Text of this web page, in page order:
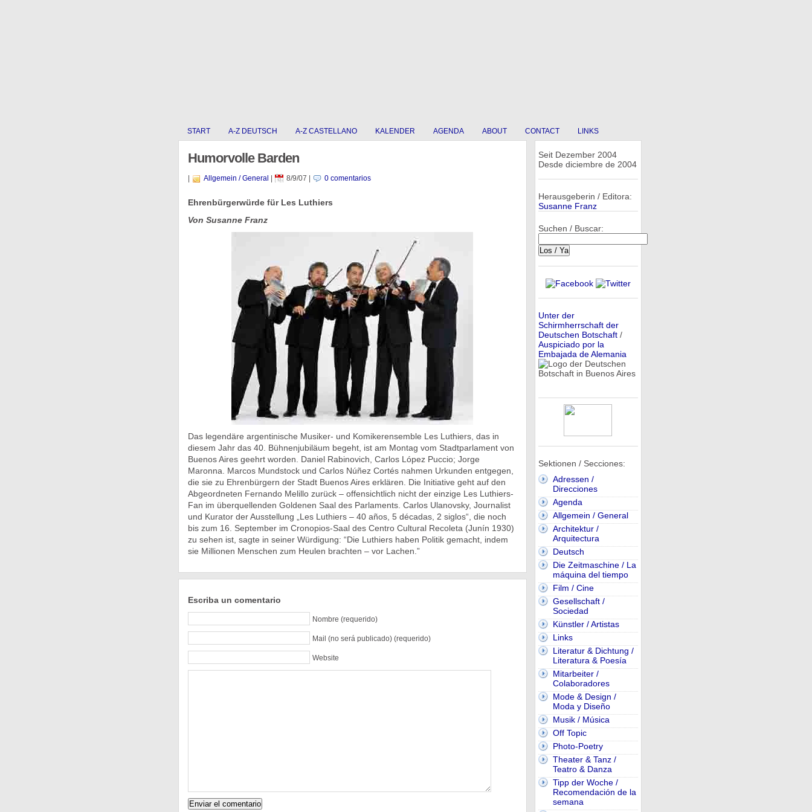
START A-Z DEUTSCH A-Z CASTELLANO KALENDER AGENDA ABOUT CONTACT LINKS
Humorvolle Barden
Allgemein / General 8/9/07 0 comentarios
Ehrenbürgerwürde für Les Luthiers
Von Susanne Franz
Das legendäre argentinische Musiker- und Komikerensemble Les Luthiers, das in
diesem Jahr das 40. Bühnenjubiläum begeht, ist am Montag vom Stadtparlament von
Buenos Aires geehrt worden. Daniel Rabinovich, Carlos López Puccio; Jorge
Maronna. Marcos Mundstock und Carlos Núñez Cortés nahmen Urkunden entgegen,
die sie zu Ehrenbürgern der Stadt Buenos Aires erklären. Die Initiative geht auf den
Abgeordneten Fernando Melillo zurück – offensichtlich nicht der einzige Les Luthiers-
Fan im überquellenden Goldenen Saal des Parlaments. Carlos Ulanovsky, Journalist
und Kurator der Ausstellung „Les Luthiers – 40 años, 5 décadas, 2 siglos“, die noch
bis zum 16. September im Cronopios-Saal des Centro Cultural Recoleta (Junín 1930)
zu sehen ist, sagte in seiner Würdigung: “Die Luthiers haben Politik gemacht, indem
sie Millionen Menschen zum Heulen brachten – vor Lachen.”
Escriba un comentario
Nombre (requerido)
Mail (no será publicado) (requerido)
Website
Seit Dezember 2004
Desde diciembre de 2004
Herausgeberin / Editora:
Susanne Franz
Suchen / Buscar:
Unter der
Schirmherrschaft der
Deutschen Botschaft/
Auspiciado por la
Embajada de Alemania
Sektionen / Secciones:
Adressen /
Direcciones
Agenda
Allgemein / General
Architektur /
Arquitectura
Deutsch
Die Zeitmaschine / La
máquina del tiempo
Film / Cine
Gesellschaft /
Sociedad
Künstler / Artistas
Links
Literatur & Dichtung /
Literatura & Poesía
Mitarbeiter /
Colaboradores
Mode & Design /
Moda y Diseño
Musik / Música
Off Topic
Photo-Poetry
Theater & Tanz /
Teatro & Danza
Tipp der Woche /
Recomendación de la
semana